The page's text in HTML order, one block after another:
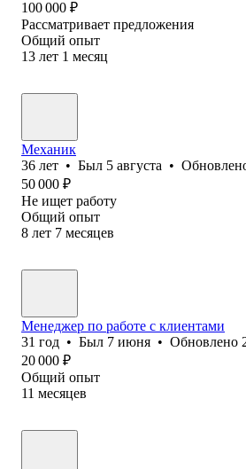
100 000 ₽
Рассматривает предложения
Общий опыт
13 лет 1 месяц
Механик
36 лет • Был 5 августа •
50 000 ₽
Не ищет работу
Общий опыт
8 лет 7 месяцев
Менеджер по работе с клиентами
31 год • Был 7 июня • Обновлено
20 000 ₽
Общий опыт
11 месяцев